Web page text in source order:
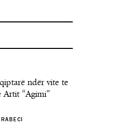
ndër vite te
Artit “Agimi”